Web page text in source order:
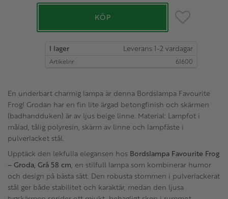
KÖP Lägg till i
I lager
Artikelnr 61600
En underbart charmig lampa är denna Bordslampa Favourite
Frog! Grodan har en fin lite ärgad betongfinish och skärmen
(badhandduken) är av ljus beige linne. Material: Lampfot i
målad, tålig polyresin, skärm av linne och lampfäste i
pulverlacket stål.
Upptäck den lekfulla elegansen hos Bordslampa Favourite Frog
– Groda, Grå 58 cm, en stilfull lampa som kombinerar humor
och design på bästa sätt. Den robusta stommen i pulverlackerat
stål ger både stabilitet och karaktär, medan den ljusa